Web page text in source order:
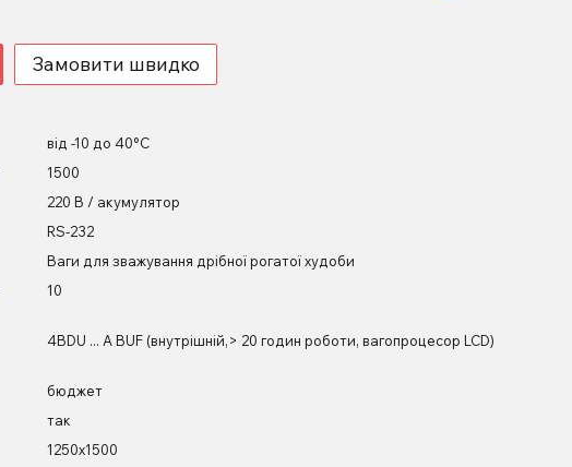
Замовити швидко
від -10 до 40°С
1500
220 В / акумулятор
RS-232
Ваги для зважування дрібної рогатої худоби
10
4BDU ... A BUF (внутрішній,> 20 годин роботи, вагопроцесор LCD)
бюджет
так
1250х1500